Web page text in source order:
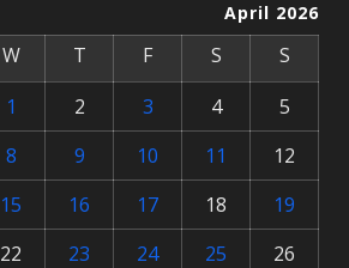
April 2026
W T F S
S
1
2 3 4
5
8 9 10 11
12
15 16 17 18
19
22 23 24 25
26